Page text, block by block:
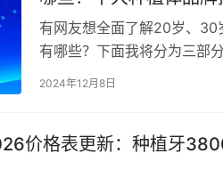
有网友想全面了解20岁、
有哪些？下面我将分为三部
品牌推荐；51到70岁种植牙…
2024年12月8日
价格表更新：种植牙